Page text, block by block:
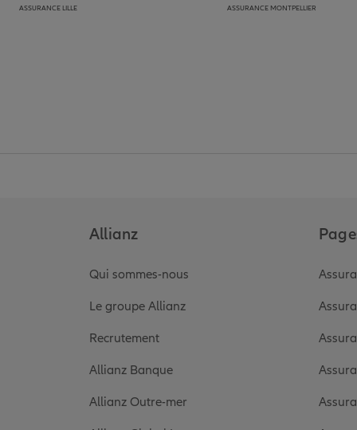
ASSURANCE LILLE
ASSURANCE MONTPELLIER
Allianz
Qui sommes-nous
Le groupe Allianz
Recrutement
Allianz Banque
Allianz Outre-mer